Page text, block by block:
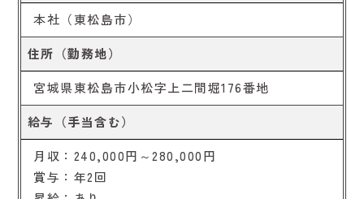
本社（東松島市）
住所（勤務地）
宮城県東松島市小松字上二間堀176番地
給与（手当含む）
月収：240,000円～280,000円
賞与：年2回